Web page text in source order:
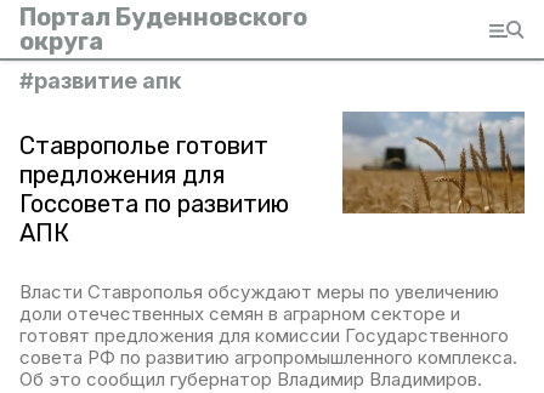
Портал Буденновского
округа
#развитие апк
Ставрополье готовит
предложения для
Госсовета по развитию
АПК
Власти Ставрополья обсуждают меры по увеличению
доли отечественных семян в аграрном секторе и
готовят предложения для комиссии Государственного
совета РФ по развитию агропромышленного комплекса.
Об это сообщил губернатор Владимир Владимиров.